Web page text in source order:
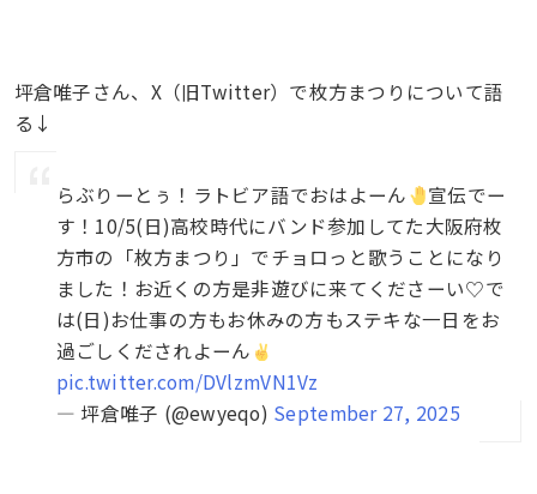
坪倉唯子さん、X（旧Twitter）で枚方まつりについて語
る↓
らぶりーとぅ！ラトビア語でおはよーん
宣伝でー
す！10/5(日)高校時代にバンド参加してた大阪府枚
方市の「枚方まつり」でチョロっと歌うことになり
ました！お近くの方是非遊びに来てくださーい♡で
は(日)お仕事の方もお休みの方もステキな一日をお
過ごしくだされよーん
pic.twitter.com/DVlzmVN1Vz
— 坪倉唯子 (@ewyeqo) September 27, 2025